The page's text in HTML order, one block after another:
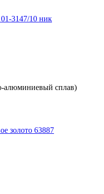
3147/10 ник
алюминиевый сплав)
золото 63887